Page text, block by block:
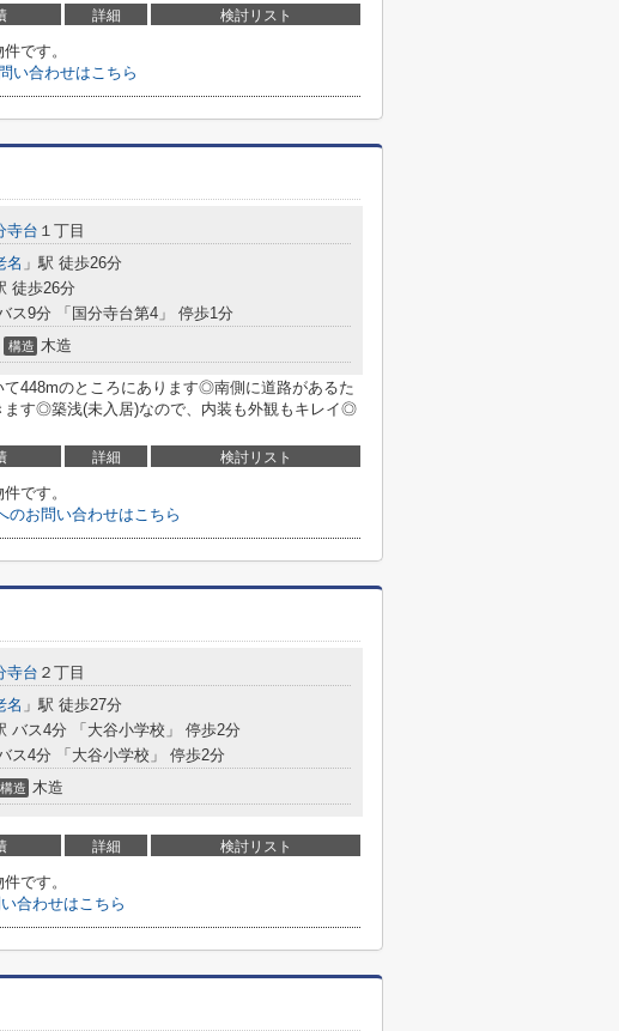
詳細 検討リスト
です。
い合わせはこちら
寺台 １丁目
名 」駅 徒歩26分
徒歩26分
ス9分 「国分寺台第4」 停歩1分
構造 木造
448mのところにあります◎南側に道路があるた
ます◎築浅(未入居)なので、内装も外観もキレイ◎
詳細 検討リスト
です。
のお問い合わせはこちら
寺台 ２丁目
名 」駅 徒歩27分
バス4分 「大谷小学校」 停歩2分
ス4分 「大谷小学校」 停歩2分
構造 木造
詳細 検討リスト
です。
合わせはこちら